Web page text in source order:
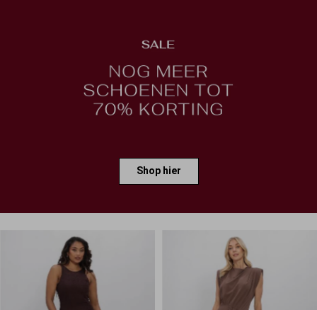
Shop hier